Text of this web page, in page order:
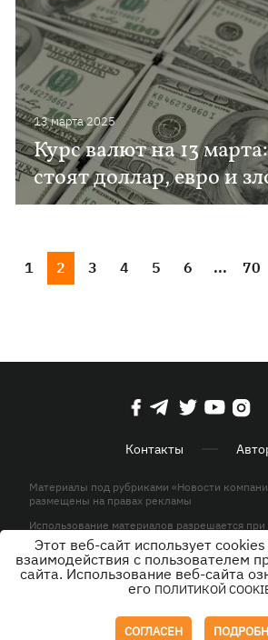
13 марта 2025
Курс валют на 13
стоят доллар, евро и
1 2 3 4 5 6 ... 70
Контакты
Материалы под рубриками «Новости
размещены на правах рекламы
Использование материалов разрешается
активной гиперссылки на KP.UA в первом
© ООО «ЮЛАВ МЕДИА»,2026. Все права
Этот веб-сайт использует
взаимодействия с пользователем
сайта. Использование веб-сайта
его ПОЛИТИКОЙ
СОГЛАСЕН